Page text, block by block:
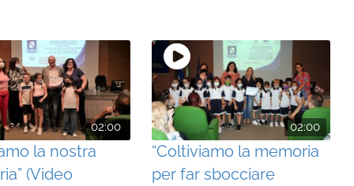
02:00
la nostra
(Video
02:00
“Coltiviamo la memoria
per far sbocciare